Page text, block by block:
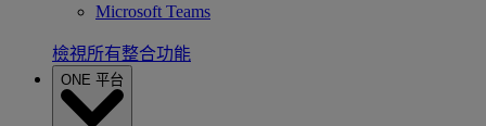
Microsoft Teams
檢視所有整合功能
ONE 平台